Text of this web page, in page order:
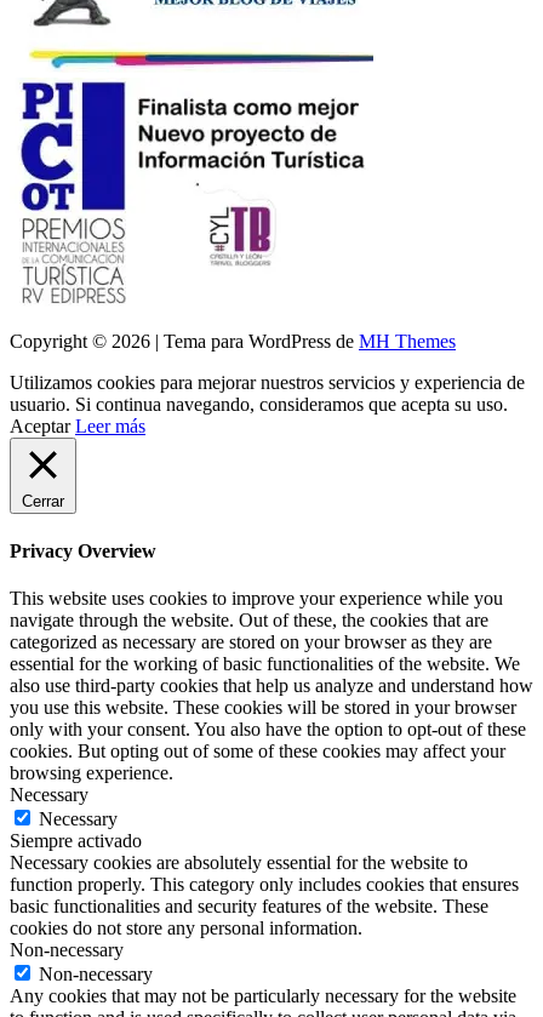
Copyright © 2026 | Tema para WordPress de MH Themes
Utilizamos cookies para mejorar nuestros servicios y experiencia de
usuario. Si continua navegando, consideramos que acepta su uso.
Aceptar Leer más
Cerrar
Privacy Overview
This website uses cookies to improve your experience while you
navigate through the website. Out of these, the cookies that are
categorized as necessary are stored on your browser as they are
essential for the working of basic functionalities of the website. We
also use third-party cookies that help us analyze and understand how
you use this website. These cookies will be stored in your browser
only with your consent. You also have the option to opt-out of these
cookies. But opting out of some of these cookies may affect your
browsing experience.
Necessary
Necessary
Siempre activado
Necessary cookies are absolutely essential for the website to
function properly. This category only includes cookies that ensures
basic functionalities and security features of the website. These
cookies do not store any personal information.
Non-necessary
Non-necessary
Any cookies that may not be particularly necessary for the website